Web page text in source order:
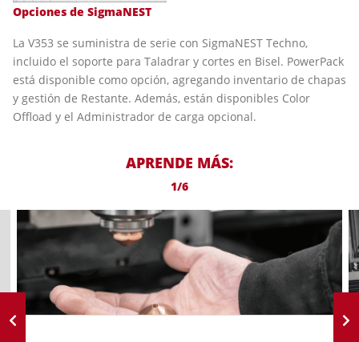
Opciones de SigmaNEST
La V353 se suministra de serie con SigmaNEST Techno,
incluido el soporte para Taladrar y cortes en Bisel. PowerPack
está disponible como opción, agregando inventario de chapas
y gestión de Restante. Además, están disponibles Color
Offload y el Administrador de carga opcional.
APRENDE MÁS:
1/6